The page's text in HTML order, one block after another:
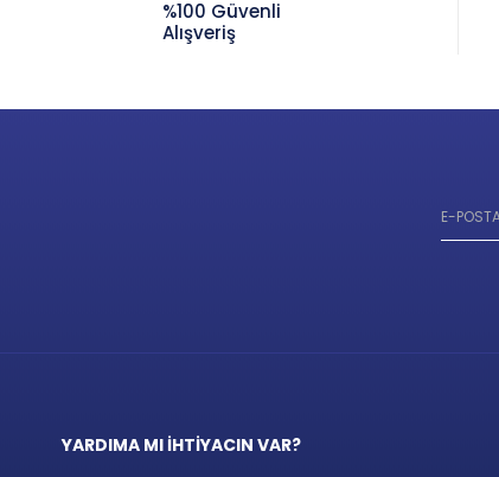
%100 Güvenli
Alışveriş
YARDIMA MI İHTİYACIN VAR?